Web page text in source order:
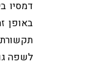
דמסיו
באופן
לשפה